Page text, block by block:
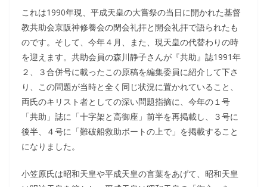
これは1990年現、平成天皇の大嘗祭の当日に開かれた基督
教共助会京阪神修養会の閉会礼拝と開会礼拝で語られたも
のです。そして、今年４月、また、現天皇の代替わりの時
を迎えます。共助会員の森川静子さんが『共助』誌1991年
２、３合併号に載ったこの原稿を編集委員に紹介して下さ
り、この問題が当時と全く同じ状況に置かれていること、
両氏のキリスト者としての深い問題指摘に、今年の１号
「共助」誌に「十字架と高御座」前半を再掲載し、３号に
後半、４号に「難破船救助ボートの上で」を掲載すること
になりました。
小笠原氏は昭和天皇や平成天皇の言葉をあげて、昭和天皇